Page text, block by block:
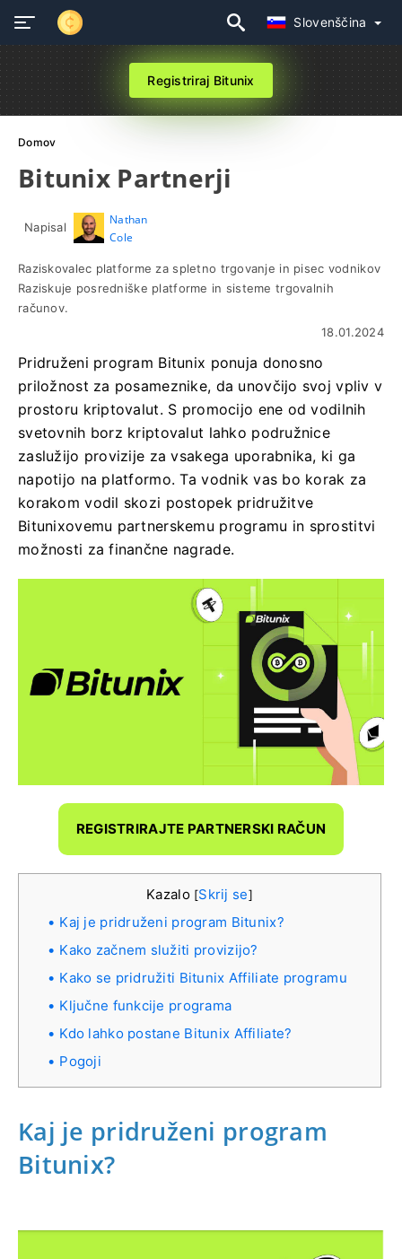
Slovenščina
Registriraj Bitunix
Domov
Bitunix Partnerji
Napisal
Nathan
Cole
Raziskovalec platforme za spletno trgovanje in pisec vodnikov
Raziskuje posredniške platforme in sisteme trgovalnih
računov.
18.01.2024
Pridruženi program Bitunix ponuja donosno
priložnost za posameznike, da unovčijo svoj vpliv v
prostoru kriptovalut. S promocijo ene od vodilnih
svetovnih borz kriptovalut lahko podružnice
zaslužijo provizije za vsakega uporabnika, ki ga
napotijo ​​na platformo. Ta vodnik vas bo korak za
korakom vodil skozi postopek pridružitve
Bitunixovemu partnerskemu programu in sprostitvi
možnosti za finančne nagrade.
REGISTRIRAJTE PARTNERSKI RAČUN
Kazalo [Skrij se]
Kaj je pridruženi program Bitunix?
Kako začnem služiti provizijo?
Kako se pridružiti Bitunix Affiliate programu
Ključne funkcije programa
Kdo lahko postane Bitunix Affiliate?
Pogoji
Kaj je pridruženi program
Bitunix?